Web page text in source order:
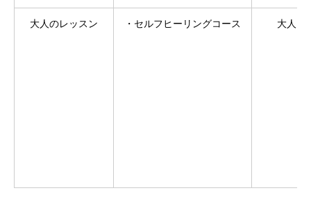
大人のレッスン ・セルフヒーリングコース 大人